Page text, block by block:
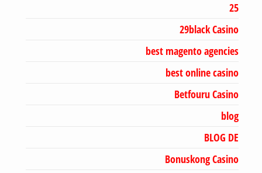
25
29black Casino
best magento agencies
best online casino
Betfouru Casino
blog
BLOG DE
Bonuskong Casino